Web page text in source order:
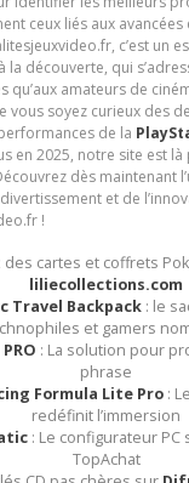
ceux liés aux
c’est un
la découverte, qui
qu’aux amateurs de
vous soyez curieux des
de la
en 2025, notre site est
dès maintenant
et de
!
des cartes et coffrets
liliecollections.com
Travel Backpack : le
et gamers
PRO : La solution pour
phrase
Formula Lite Pro:
redéfinit l’immersion
: Le configurateur PC
TopAchat